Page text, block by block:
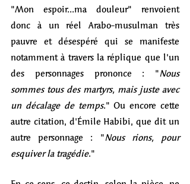
"Mon espoir...ma douleur" renvoient
donc à un réel Arabo-musulman très
pauvre et désespéré qui se manifeste
notamment à travers la réplique que l'un
des personnages prononce : "Nous
sommes tous des martyrs, mais juste avec
un décalage de temps." Ou encore cette
autre citation, d'Émile Habibi, que dit un
autre personnage : "Nous rions, pour
esquiver la tragédie."